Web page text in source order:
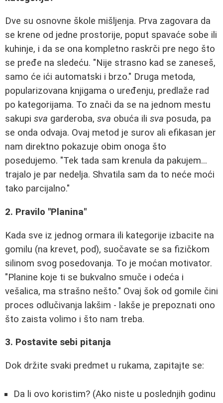
Dve su osnovne škole mišljenja. Prva zagovara da
se krene od jedne prostorije, poput spavaće sobe ili
kuhinje, i da se ona kompletno raskrči pre nego što
se pređe na sledeću. "Nije strasno kad se zaneseš,
samo će ići automatski i brzo." Druga metoda,
popularizovana knjigama o uređenju, predlaže rad
po kategorijama. To znači da se na jednom mestu
sakupi sva garderoba, sva obuća ili sva posuda, pa
se onda odvaja. Ovaj metod je surov ali efikasan jer
nam direktno pokazuje obim onoga što
posedujemo. "Tek tada sam krenula da pakujem...
trajalo je par nedelja. Shvatila sam da to neće moći
tako parcijalno."
2. Pravilo "Planina"
Kada sve iz jednog ormara ili kategorije izbacite na
gomilu (na krevet, pod), suočavate se sa fizičkom
silinom svog posedovanja. To je moćan motivator.
"Planine koje ti se bukvalno smuče i odeća i
vešalica, ma strašno nešto." Ovaj šok od gomile čini
proces odlučivanja lakšim - lakše je prepoznati ono
što zaista volimo i što nam treba.
3. Postavite sebi pitanja
Dok držite svaki predmet u rukama, zapitajte se:
Da li ovo koristim? (Ako niste u poslednjih godinu